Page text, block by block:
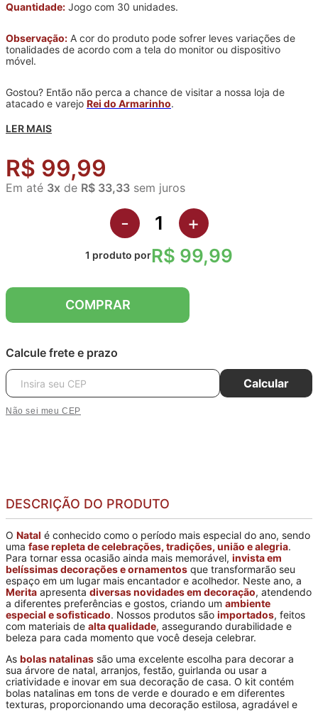
Quantidade: Jogo com 30 unidades.
Observação: A cor do produto pode sofrer leves variações de
tonalidades de acordo com a tela do monitor ou dispositivo
móvel.
Gostou? Então não perca a chance de visitar a nossa loja de
atacado e varejo Rei do Armarinho.
LER MAIS
R$ 99,99
Em até 3x de R$ 33,33 sem juros
- +
1 produto porR$ 99,99
COMPRAR
Calcule frete e prazo
Calcular
Não sei meu CEP
DESCRIÇÃO DO PRODUTO
O Natal é conhecido como o período mais especial do ano, sendo
uma fase repleta de celebrações, tradições, união e alegria.
Para tornar essa ocasião ainda mais memorável, invista em
belíssimas decorações e ornamentos que transformarão seu
espaço em um lugar mais encantador e acolhedor. Neste ano, a
Merita apresenta diversas novidades em decoração, atendendo
a diferentes preferências e gostos, criando um ambiente
especial e sofisticado. Nossos produtos são importados, feitos
com materiais de alta qualidade, assegurando durabilidade e
beleza para cada momento que você deseja celebrar.
As bolas natalinas são uma excelente escolha para decorar a
sua árvore de natal, arranjos, festão, guirlanda ou usar a
criatividade e inovar em sua decoração de casa. O kit contém
bolas natalinas em tons de verde e dourado e em diferentes
texturas, proporcionando uma decoração estilosa, agradável e